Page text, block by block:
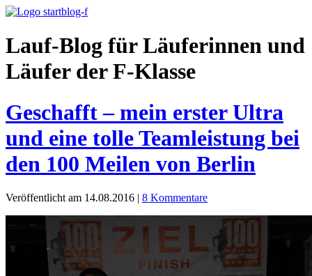
Lauf-Blog für Läuferinnen und
Läufer der F-Klasse
Geschafft – mein erster Ultra
und eine tolle Teamleistung bei
den 100 Meilen von Berlin
Veröffentlicht am 14.08.2016 | 8 Kommentare